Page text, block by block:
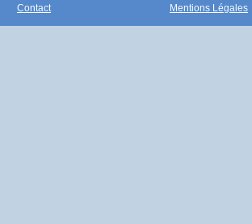
Contact
Mentions Légales